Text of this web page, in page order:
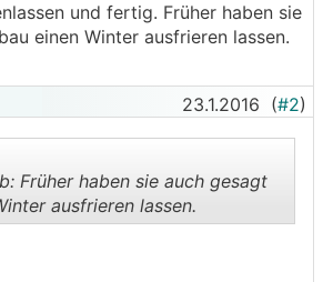
und fertig. Früher haben sie
einen Winter ausfrieren lassen.
23.1.2016 (#2)
Früher haben sie auch gesagt
ausfrieren lassen.